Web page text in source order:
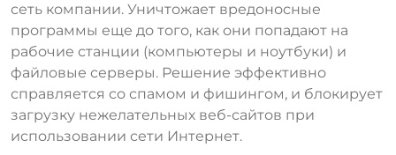
сеть компании. Уничтожает вредоносные
программы еще до того, как они попадают на
рабочие станции (компьютеры и ноутбуки) и
файловые серверы. Решение эффективно
справляется со спамом и фишингом, и блокирует
загрузку нежелательных веб-сайтов при
использовании сети Интернет.